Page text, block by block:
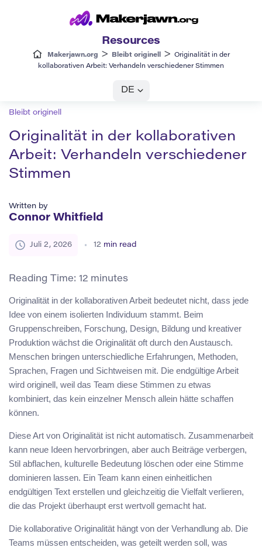
Resources
Makerjawn.org > Bleibt originell >
Originalität in der
kollaborativen Arbeit: Verhandeln verschiedener Stimmen
DE
Bleibt originell
Originalität in der kollaborativen
Arbeit: Verhandeln verschiedener
Stimmen
Written by
Connor Whitfield
Juli 2, 2026 12 min read
Reading Time: 12 minutes
Originalität in der kollaborativen Arbeit bedeutet nicht, dass jede
Idee von einem isolierten Individuum stammt. Beim
Gruppenschreiben, Forschung, Design, Bildung und kreativer
Produktion wächst die Originalität oft durch den Austausch.
Menschen bringen unterschiedliche Erfahrungen, Methoden,
Sprachen, Fragen und Sichtweisen mit. Die endgültige Arbeit
wird originell, weil das Team diese Stimmen zu etwas
kombiniert, das kein einzelner Mensch allein hätte schaffen
können.
Diese Art von Originalität ist nicht automatisch. Zusammenarbeit
kann neue Ideen hervorbringen, aber auch Beiträge verbergen,
Stil abflachen, kulturelle Bedeutung löschen oder eine Stimme
dominieren lassen. Ein Team kann einen einheitlichen
endgültigen Text erstellen und gleichzeitig die Vielfalt verlieren,
die das Projekt überhaupt erst wertvoll gemacht hat.
Die kollaborative Originalität hängt von der Verhandlung ab. Die
Teams müssen entscheiden, was geteilt werden soll, was